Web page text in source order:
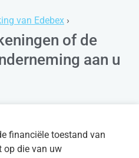
van Edebex ›
of de
aan u
financiële toestand van
op die van uw